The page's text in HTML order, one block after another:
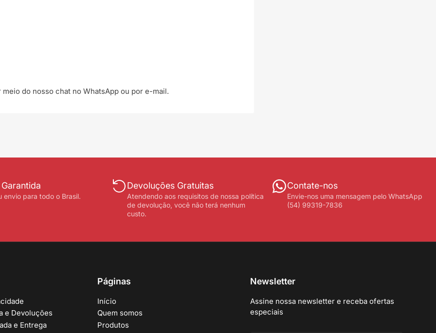
do nosso chat no WhatsApp ou por e-mail.
envio para todo o Brasil.
Devoluções Gratuitas
Atendendo aos requisitos de nossa política
de devolução, você não terá nenhum
custo.
Contate-nos
Envie-nos uma mensagem pelo WhatsApp
(54) 99319-7836
e Devoluções
e Entrega
Páginas
Início
Quem somos
Produtos
Newsletter
Assine nossa newsletter e receba ofertas
especiais